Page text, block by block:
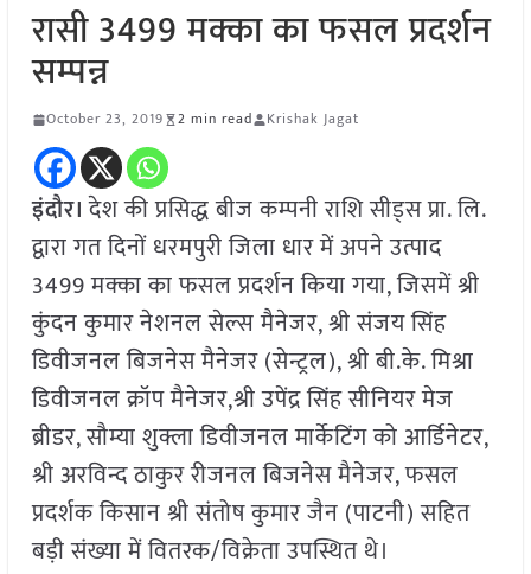
रासी 3499 मक्का का फसल प्रदर्शन
सम्पन्न
October 23, 2019 2 min read Krishak Jagat
इंदौर।देश की प्रसिद्ध बीज कम्पनी राशि सीड्स प्रा. लि.
द्वारा गत दिनों धरमपुरी जिला धार में अपने उत्पाद
3499 मक्का का फसल प्रदर्शन किया गया, जिसमें श्री
कुंदन कुमार नेशनल सेल्स मैनेजर, श्री संजय सिंह
डिवीजनल बिजनेस मैनेजर (सेन्ट्रल), श्री बी.के. मिश्रा
डिवीजनल क्रॉप मैनेजर,श्री उपेंद्र सिंह सीनियर मेज
ब्रीडर, सौम्या शुक्ला डिवीजनल मार्केटिंग को आर्डिनेटर,
श्री अरविन्द ठाकुर रीजनल बिजनेस मैनेजर, फसल
प्रदर्शक किसान श्री संतोष कुमार जैन (पाटनी) सहित
बड़ी संख्या में वितरक/विक्रेता उपस्थित थे।